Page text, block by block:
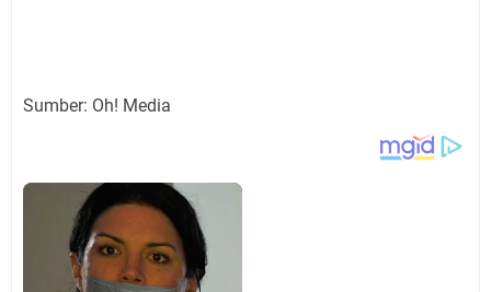
Sumber: Oh! Media